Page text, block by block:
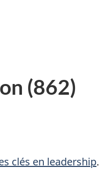
(862)
clés en leadership.